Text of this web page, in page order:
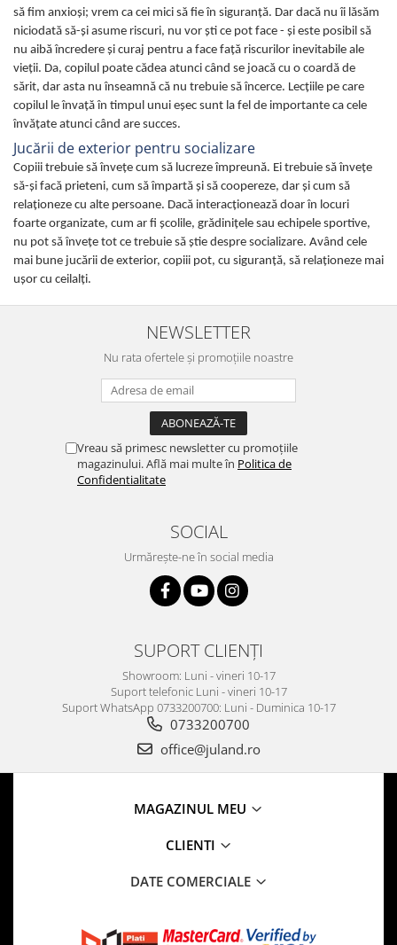
să fim anxioși; vrem ca cei mici să fie în siguranță. Dar dacă nu îi lăsăm
niciodată să-și asume riscuri, nu vor ști ce pot face - și este posibil să
nu aibă încredere și curaj pentru a face față riscurilor inevitabile ale
vieții. Da, copilul poate cădea atunci când se joacă cu o coardă de
sărit, dar asta nu înseamnă că nu trebuie să încerce. Lecţiile pe care
copilul le învaţă în timpul unui eşec sunt la fel de importante ca cele
învăţate atunci când are succes.
Jucării de exterior pentru socializare
Copiii trebuie să învețe cum să lucreze împreună. Ei trebuie să învețe
să-și facă prieteni, cum să împartă și să coopereze, dar şi cum să
relaționeze cu alte persoane. Dacă interacționează doar în locuri
foarte organizate, cum ar fi școlile, grădiniţele sau echipele sportive,
nu pot să învețe tot ce trebuie să știe despre socializare. Având cele
mai bune jucării de exterior, copiii pot, cu siguranţă, să relaţioneze mai
uşor cu ceilalţi.
NEWSLETTER
Nu rata ofertele și promoțiile noastre
Vreau să primesc newsletter cu promoțiile
magazinului. Află mai multe în Politica de
Confidentialitate
SOCIAL
Urmărește-ne în social media
SUPORT CLIENȚI
Showroom: Luni - vineri 10-17
Suport telefonic Luni - vineri 10-17
Suport WhatsApp 0733200700: Luni - Duminica 10-17
0733200700
office@juland.ro
MAGAZINUL MEU
CLIENTI
DATE COMERCIALE